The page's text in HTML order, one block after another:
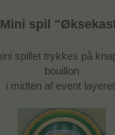
Mini spil
spillet trykkes på
bouillon
i midten af event